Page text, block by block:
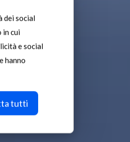
dei social
in cui
e social
hanno
tutti